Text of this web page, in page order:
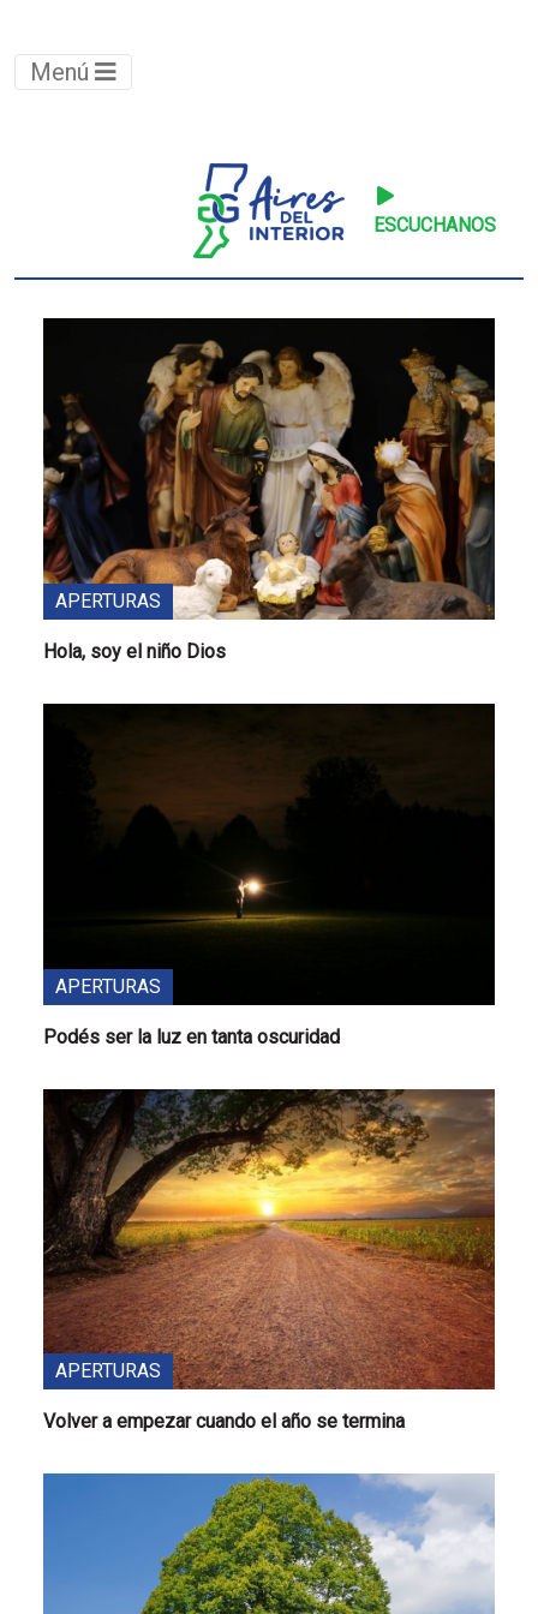
Menú
ESCUCHANOS
APERTURAS
Hola, soy el niño Dios
APERTURAS
Podés ser la luz en tanta oscuridad
APERTURAS
Volver a empezar cuando el año se termina